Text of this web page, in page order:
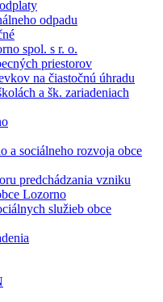
odpadu
spol. s r. o.
priestorov
na čiastočnú úhradu
a šk. zariadeniach
a sociálneho rozvoja obce
predchádzania vzniku
Lozorno
služieb obce